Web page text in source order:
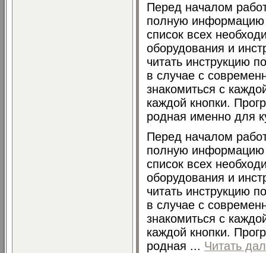
Перед началом
полную информацию
список всех
оборудования и
читать инструкцию
в случае с
знакомиться с
каждой кнопки.
родная именно для
Перед началом
полную информацию
список всех
оборудования и
читать инструкцию
в случае с
знакомиться с
каждой кнопки.
родная ... Читать